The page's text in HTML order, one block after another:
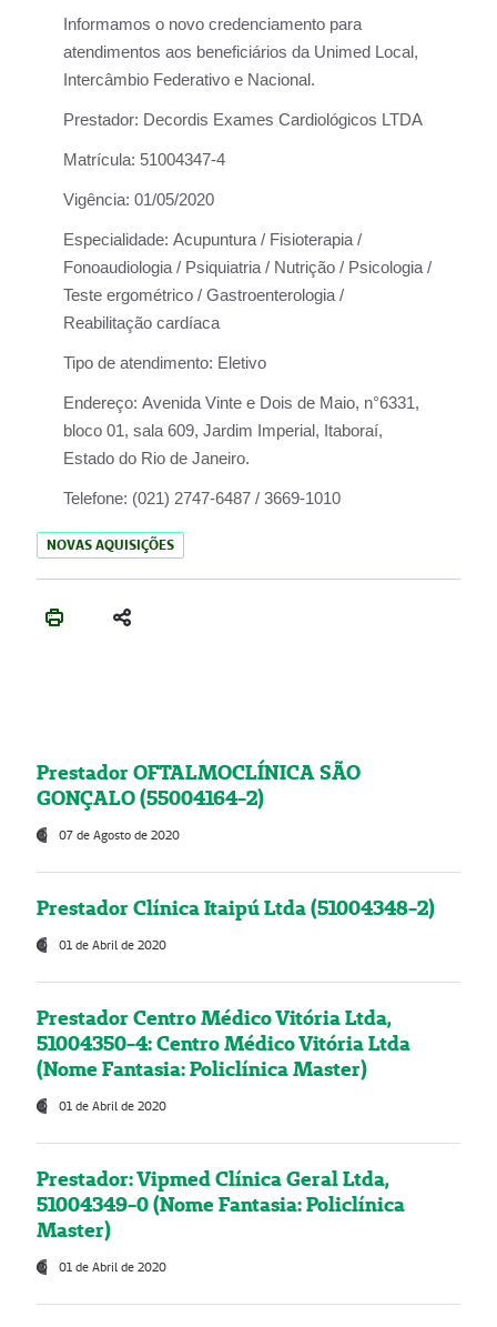
Informamos o novo credenciamento para
atendimentos aos beneficiários da Unimed Local,
Intercâmbio Federativo e Nacional.
Prestador: Decordis Exames Cardiológicos LTDA
Matrícula: 51004347-4
Vigência: 01/05/2020
Especialidade: Acupuntura / Fisioterapia /
Fonoaudiologia / Psiquiatria / Nutrição / Psicologia /
Teste ergométrico / Gastroenterologia /
Reabilitação cardíaca
Tipo de atendimento: Eletivo
Endereço: Avenida Vinte e Dois de Maio, n°6331,
bloco 01, sala 609, Jardim Imperial, Itaboraí,
Estado do Rio de Janeiro.
Telefone: (021) 2747-6487 / 3669-1010
NOVAS AQUISIÇÕES
Prestador OFTALMOCLÍNICA SÃO
GONÇALO (55004164-2)
07 de Agosto de 2020
Prestador Clínica Itaipú Ltda (51004348-2)
01 de Abril de 2020
Prestador Centro Médico Vitória Ltda,
51004350-4: Centro Médico Vitória Ltda
(Nome Fantasia: Policlínica Master)
01 de Abril de 2020
Prestador: Vipmed Clínica Geral Ltda,
51004349-0 (Nome Fantasia: Policlínica
Master)
01 de Abril de 2020